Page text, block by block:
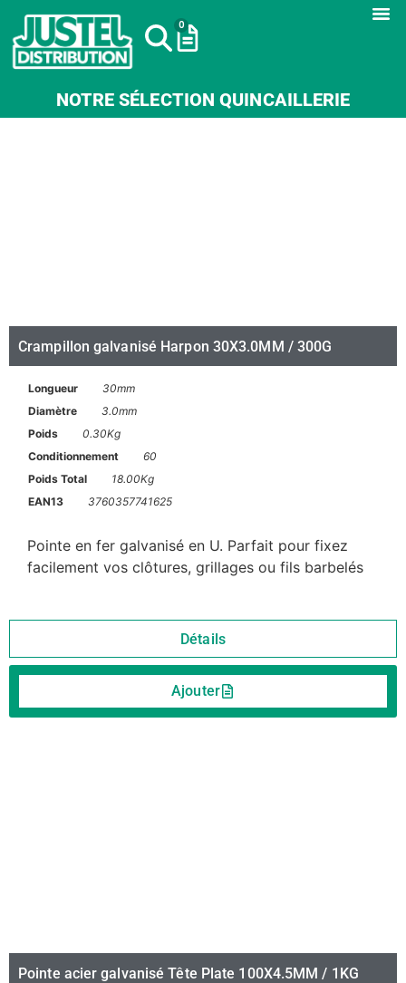
0
NOTRE SÉLECTION QUINCAILLERIE
Crampillon galvanisé Harpon 30X3.0MM / 300G
Longueur
30mm
Diamètre
3.0mm
Poids
0.30Kg
Conditionnement
60
Poids Total
18.00Kg
EAN13
3760357741625
Pointe en fer galvanisé en U. Parfait pour fixez
facilement vos clôtures, grillages ou fils barbelés
Détails
Ajouter
Pointe acier galvanisé Tête Plate 100X4.5MM / 1KG